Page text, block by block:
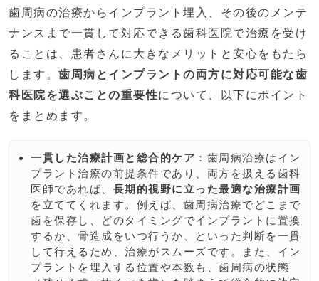
歯周病の治療からインプラント埋入、その後のメンテ
ナンスまで一貫して対応できる歯科医院で治療を受け
ることは、患者さんに大きなメリットと安心をもたら
します。 歯周病とインプラントの両方に対応可能な歯
科医院を選ぶことの重要性について、以下にポイント
をまとめます。
一貫した治療計画と総合的ケア ：歯周病治療はイン
プラント治療の前提条件であり、両方を扱える歯科
医師であれば、 長期的視野に立った最適な治療計画
を立ててくれます。例えば、歯周病治療でどこまで
歯を保存し、どのタイミングでインプラントに置換
するか、骨造成をいつ行うか、といった判断を一貫
して行えるため、治療がスムーズです。また、イン
プラントを埋入する位置や本数も、歯周病の状態